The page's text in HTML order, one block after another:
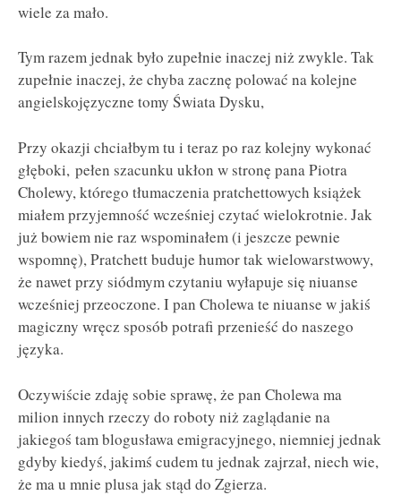
wiele za mało.
Tym razem jednak było zupełnie inaczej niż zwykle. Tak
zupełnie inaczej, że chyba zacznę polować na kolejne
angielskojęzyczne tomy Świata Dysku,
Przy okazji chciałbym tu i teraz po raz kolejny wykonać
głęboki, pełen szacunku ukłon w stronę pana Piotra
Cholewy, którego tłumaczenia pratchettowych książek
miałem przyjemność wcześniej czytać wielokrotnie. Jak
już bowiem nie raz wspominałem (i jeszcze pewnie
wspomnę), Pratchett buduje humor tak wielowarstwowy,
że nawet przy siódmym czytaniu wyłapuje się niuanse
wcześniej przeoczone. I pan Cholewa te niuanse w jakiś
magiczny wręcz sposób potrafi przenieść do naszego
języka.
Oczywiście zdaję sobie sprawę, że pan Cholewa ma
milion innych rzeczy do roboty niż zaglądanie na
jakiegoś tam blogusława emigracyjnego, niemniej jednak
gdyby kiedyś, jakimś cudem tu jednak zajrzał, niech wie,
że ma u mnie plusa jak stąd do Zgierza.